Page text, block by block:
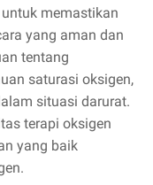
memastikan
yang aman dan
tentang
saturasi oksigen,
situasi darurat.
terapi oksigen
yang baik